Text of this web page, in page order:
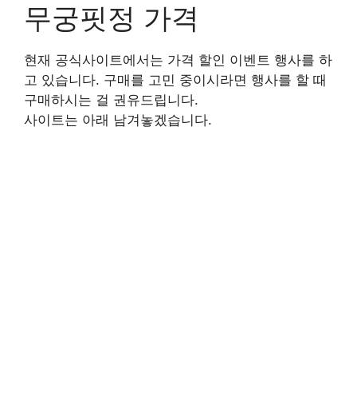
무궁핏정 가격
현재 공식사이트에서는 가격 할인 이벤트 행사를 하
고 있습니다. 구매를 고민 중이시라면 행사를 할 때
구매하시는 걸 권유드립니다.
사이트는 아래 남겨놓겠습니다.